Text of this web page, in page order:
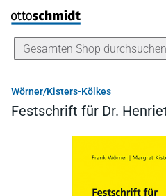
Direkt zum Inhalt
Wörner/Kisters-Kölkes
Festschrift für Dr.